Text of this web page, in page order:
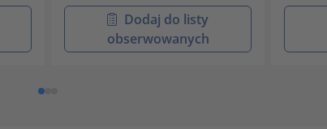
Dodaj do listy
obserwowanych